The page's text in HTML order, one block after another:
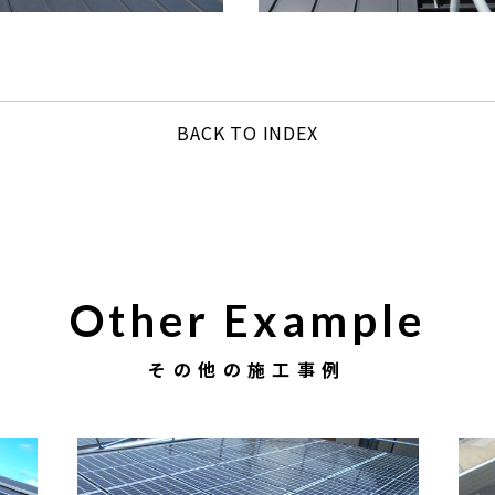
BACK TO INDEX
Other Example
その他の施工事例